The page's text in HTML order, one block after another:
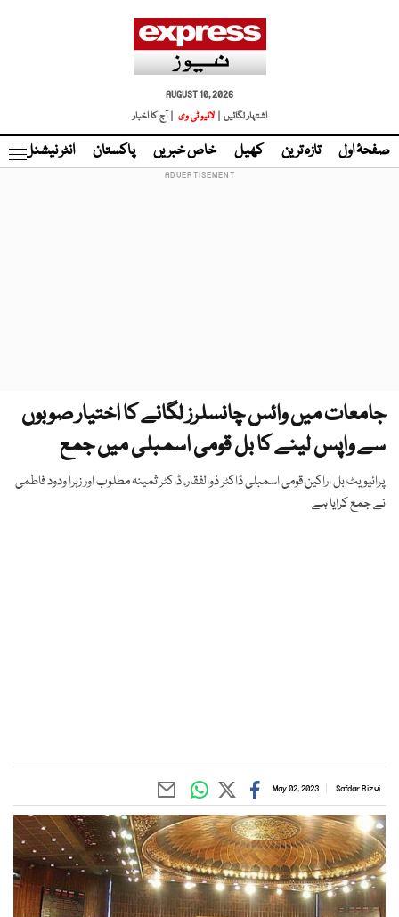
AUGUST 10, 2026
اشتہار لگائیں |
لائیو ٹی وی | آج کا اخبار
صفحۂ اول تازہ ترین کھیل خاص خبریں پاکستان انٹر نیشنل
جامعات میں وائس چانسلرز لگانے کا اختیار صوبوں
سے واپس لینے کا بل قومی اسمبلی میں جمع
پرائیویٹ بل اراکین قومی اسمبلی ڈاکٹر ذوالفقار، ڈاکٹر ثمینہ مطلوب اور زہرا ودود فاطمی
نے جمع کرایا ہے
Safdar Rizvi
May 02, 2023